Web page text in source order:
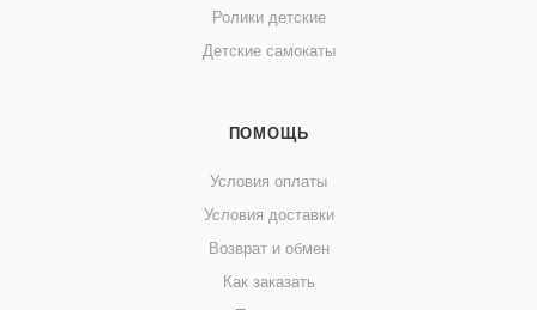
Ролики детские
Детские самокаты
ПОМОЩЬ
Условия оплаты
Условия доставки
Возврат и обмен
Как заказать